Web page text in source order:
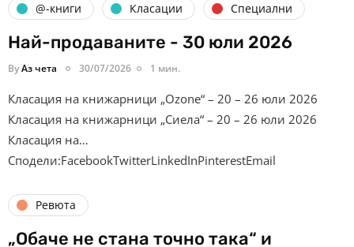
@-книги Класации Специални
Най-продаваните - 30 юли 2026
ByАз чета 30/07/2026 1 мин.
Класация на книжарници „Ozone“ – 20 – 26 юли 2026
Класация на книжарници „Сиела“ – 20 – 26 юли 2026
Класация на…
Сподели:FacebookTwitterLinkedInPinterestEmail
Ревюта
„Обаче не стана точно така“ и